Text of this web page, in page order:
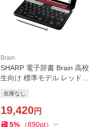
Brain
SHARP 電子辞書 Brain 高校
生向け 標準モデル レッド系
在庫なし
19,420円
5% （890pt）